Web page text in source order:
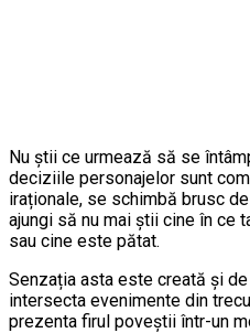
Nu știi ce urmează să se
deciziile personajelor sunt
iraționale, se schimbă brusc
ajungi să nu mai știi cine în ce
sau cine este pătat.
Senzația asta este creată și
intersecta evenimente din
prezenta firul poveștii într-un